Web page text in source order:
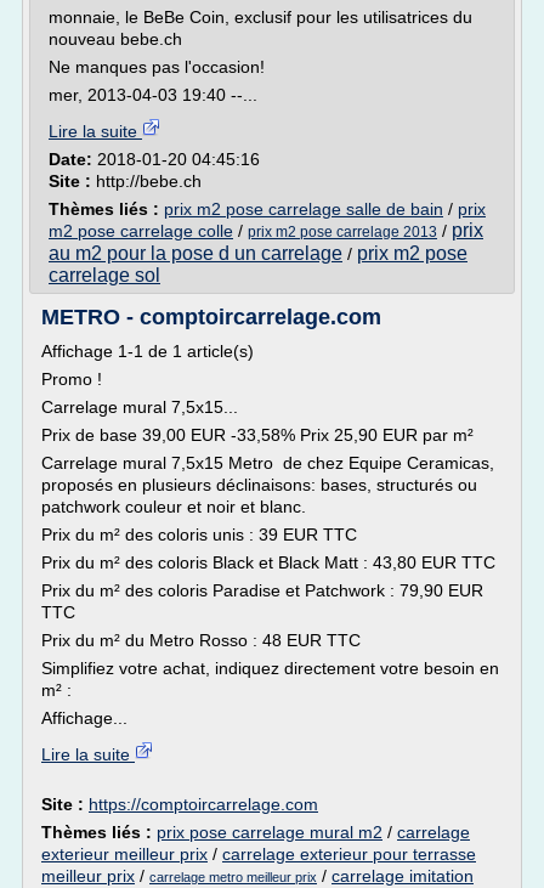
monnaie, le BeBe Coin, exclusif pour les utilisatrices du
nouveau bebe.ch
Ne manques pas l'occasion!
mer, 2013-04-03 19:40 --...
Lire la suite
Date: 2018-01-20 04:45:16
Site : http://bebe.ch
Thèmes liés : prix m2 pose carrelage salle de bain / prix
m2 pose carrelage colle / prix m2 pose carrelage 2013 / prix
au m2 pour la pose d un carrelage / prix m2 pose
carrelage sol
METRO - comptoircarrelage.com
Affichage 1-1 de 1 article(s)
Promo !
Carrelage mural 7,5x15...
Prix de base 39,00 EUR -33,58% Prix 25,90 EUR par m²
Carrelage mural 7,5x15 Metro de chez Equipe Ceramicas,
proposés en plusieurs déclinaisons: bases, structurés ou
patchwork couleur et noir et blanc.
Prix du m² des coloris unis : 39 EUR TTC
Prix du m² des coloris Black et Black Matt : 43,80 EUR TTC
Prix du m² des coloris Paradise et Patchwork : 79,90 EUR
TTC
Prix du m² du Metro Rosso : 48 EUR TTC
Simplifiez votre achat, indiquez directement votre besoin en
m² :
Affichage...
Lire la suite
Site : https://comptoircarrelage.com
Thèmes liés : prix pose carrelage mural m2 / carrelage
exterieur meilleur prix / carrelage exterieur pour terrasse
meilleur prix / carrelage metro meilleur prix / carrelage imitation